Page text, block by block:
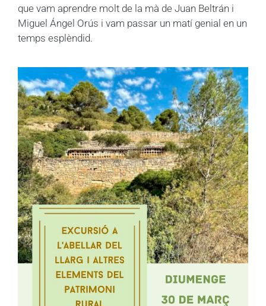
que vam aprendre molt de la mà de Juan Beltrán i
Miguel Ángel Orús i vam passar un matí genial en un
temps esplèndid.